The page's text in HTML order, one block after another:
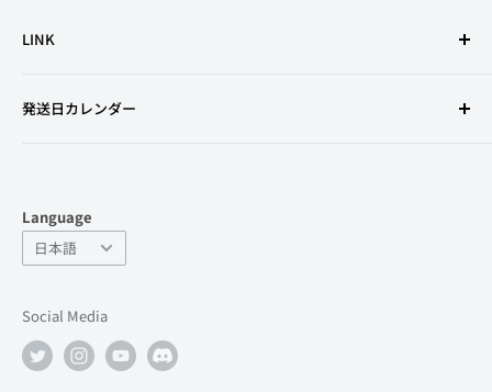
LINK
特定商取引法に基づく表記
返金ポリシー
よくあるお問い合わせ
店舗情報
会社情報
発送日カレンダー
Language
Language
日本語
Social Media